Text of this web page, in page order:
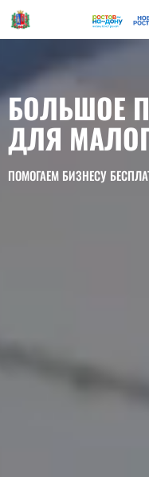
БОЛЬШОЕ
ДЛЯ
ПОМОГАЕМ БИЗНЕСУ